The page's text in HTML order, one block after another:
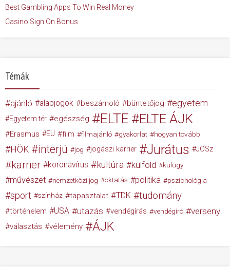
Best Gambling Apps To Win Real Money
Casino Sign On Bonus
Témák
ajánló alapjogok beszámoló büntetőjog egyetem
Egyetem tér egészség ELTE ELTE ÁJK
Erasmus EU film filmajánló gyakorlat hogyan tovább
HÖK interjú jog jogászi karrier Jurátus JÖSz
karrier koronavírus kultúra külföld külügy
művészet nemzetközi jog oktatás politika pszichológia
sport színház tapasztalat TDK tudomány
történelem USA utazás vendégírás vendégíró verseny
választás vélemény ÁJK